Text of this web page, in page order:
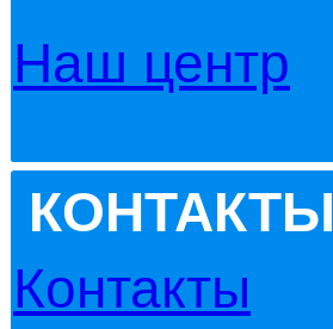
Наш центр
КОНТАКТЫ
Контакты